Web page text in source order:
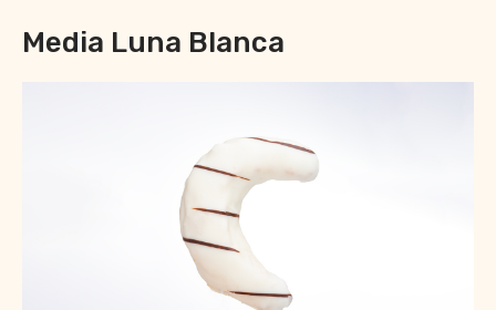
Media Luna Blanca